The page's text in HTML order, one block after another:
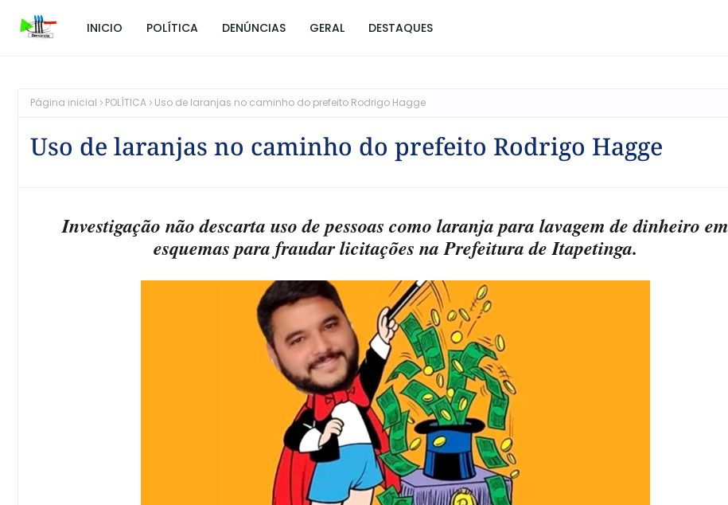
INICIO POLÍTICA DENÚNCIAS GERAL DESTAQUES
Página inicial POLÍTICA Uso de laranjas no caminho do prefeito Rodrigo Hagge
Uso de laranjas no caminho do prefeito Rodrigo Hagge
Investigação não descarta uso de pessoas como laranja para lavagem de dinheiro em
esquemas para fraudar licitações na Prefeitura de Itapetinga.